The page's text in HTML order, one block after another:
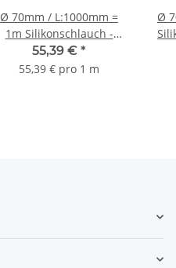
Ø 70mm / L:1000mm =
1m Silikonschlauch -
blau
55,39 € *
55,39 € pro 1 m
Ø